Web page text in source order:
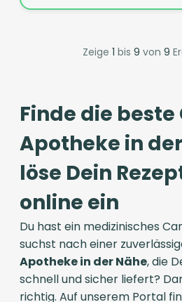
Zeige 1 bis 9 von 9
Finde die
Apotheke in
löse Dein
online ein
Du hast ein medizinisches
suchst nach einer
Apotheke in der Nähe, die
schnell und sicher liefert?
richtig. Auf unserem Portal